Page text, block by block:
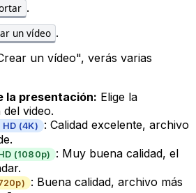
.
un vídeo .
un vídeo", verás varias
la presentación: Elige la
video.
HD (4K) : Calidad excelente, archivo
(1080p)
: Muy buena calidad, el
: Buena calidad, archivo más